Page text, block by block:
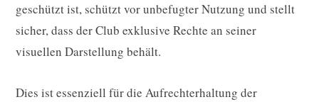
geschützt ist, schützt vor unbefugter Nutzung und stellt
sicher, dass der Club exklusive Rechte an seiner
visuellen Darstellung behält.
Dies ist essenziell für die Aufrechterhaltung der